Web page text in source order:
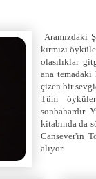
Aramızdaki
kırmızı
olasılıklar
ana temadaki
çizen bir
Tüm
sonbahardır.
kitabında da
Cansever'in
alıyor.